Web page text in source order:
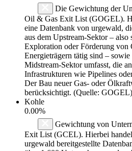
Die Gewichtung der
Oil & Gas Exit List (GOGEL).
eine Datenbank von urgewald,
aus dem Upstream-Sektor – also
Exploration oder Förderung von
Energieträgern tätig sind –
Midstream-Sektor umfasst, die
Infrastrukturen wie Pipelines
Der Bau neuer Gas- oder
berücksichtigt. (Quelle: GOGEL)
Kohle
0.00%
Gewichtung von
Exit List (GCEL). Hierbei
urgewald bereitgestellte